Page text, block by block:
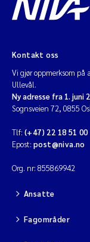
Kontakt oss
Vi gjør oppmerksom
Ullevål.
Ny adresse fra 1. juni
Sognsveien 72, 0855
Tlf: (+47) 22 18 51 00
Epost: post@niva.no
Org. nr: 855869942
Ansatte
Fagområder